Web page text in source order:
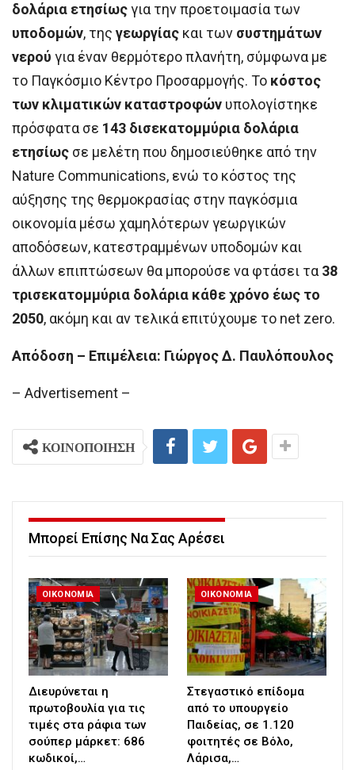
δολάρια ετησίωςγια την προετοιμασία των
υποδομών, της γεωργίας και των συστημάτων
νερού για έναν θερμότερο πλανήτη, σύμφωνα με
το Παγκόσμιο Κέντρο Προσαρμογής. Το κόστος
των κλιματικών καταστροφών υπολογίστηκε
πρόσφατα σε 143 δισεκατομμύρια δολάρια
ετησίως σε μελέτη που δημοσιεύθηκε από την
Nature Communications, ενώ το κόστος της
αύξησης της θερμοκρασίας στην παγκόσμια
οικονομία μέσω χαμηλότερων γεωργικών
αποδόσεων, κατεστραμμένων υποδομών και
άλλων επιπτώσεων θα μπορούσε να φτάσει τα 38
τρισεκατομμύρια δολάρια κάθε χρόνο έως το
2050, ακόμη και αν τελικά επιτύχουμε το net zero.
Απόδοση – Επιμέλεια: Γιώργος Δ. Παυλόπουλος
– Advertisement –
ΚΟΙΝΟΠΟΙΗΣΗ
Μπορεί Επίσης Να Σας Αρέσει
ΟΙΚΟΝΟΜΙΑ
Διευρύνεται η
πρωτοβουλία για τις
τιμές στα ράφια των
σούπερ μάρκετ: 686
κωδικοί,…
ΟΙΚΟΝΟΜΙΑ
Στεγαστικό επίδομα
από το υπουργείο
Παιδείας, σε 1.120
φοιτητές σε Βόλο,
Λάρισα,…